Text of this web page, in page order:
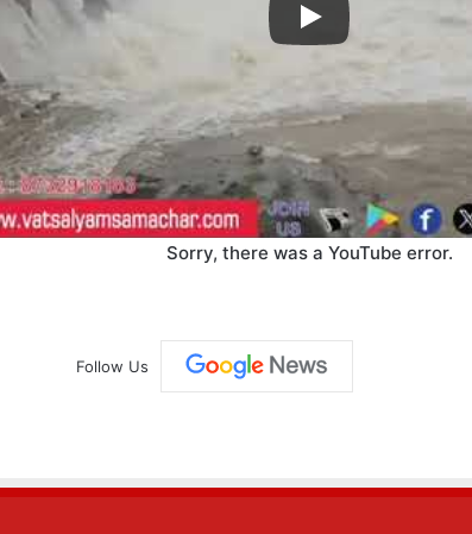
Sorry, there was a YouTube error.
Follow Us